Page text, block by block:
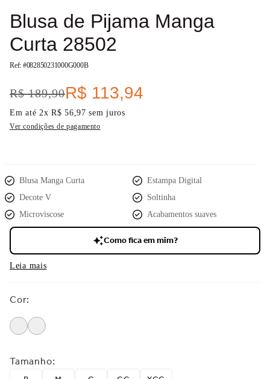
Blusa de Pijama Manga
Curta 28502
Ref: #082850231000G000B
R$ 189,90R$ 113,94
Em até 2xR$ 56,97 sem juros
Ver condições de pagamento
Blusa Manga Curta
Decote V
Microviscose
Estampa Digital
Soltinha
Acabamentos suaves
Como fica em mim?
Leia mais
Cor:
Tamanho: